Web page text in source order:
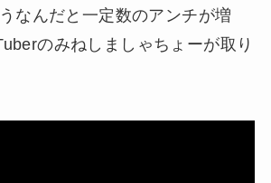
なんだと一定数のアンチが増
のみねしましゃちょーが取り